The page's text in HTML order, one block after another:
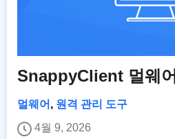
SnappyClient 멀웨어
멀웨어 , 원격 관리 도구
4월 9, 2026